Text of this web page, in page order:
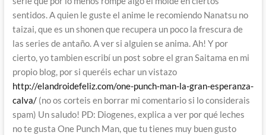
sentidos. A quien le guste el anime le recomiendo Nanatsu no
taizai, que es un shonen que recupera un poco la frescura de
las series de antaño. A ver si alguien se anima. Ah! Y por
cierto, yo tambien escribí un post sobre el gran Saitama en mi
propio blog, por si queréis echar un vistazo
http://elandroidefeliz.com/one-punch-man-la-gran-esperanza-
calva/(no os corteis en borrar mi comentario si lo considerais
spam) Un saludo! PD: Diogenes, explica a ver por qué leches
no te gusta One Punch Man, que tu tienes muy buen gusto